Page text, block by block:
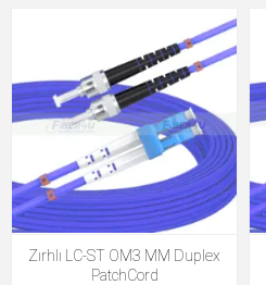
Zırhlı LC-ST OM3 MM Duplex
PatchCord